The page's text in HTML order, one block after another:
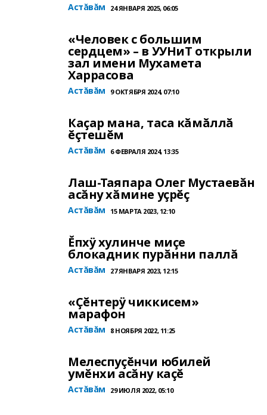
Астăвăм 24 ЯНВАРЯ 2025, 06:05
«Человек с большим
сердцем» – в УУНиТ открыли
зал имени Мухамета
Харрасова
Астăвăм 9 ОКТЯБРЯ 2024, 07:10
Каçар мана, таса кăмăллă
ĕçтешĕм
Астăвăм 6 ФЕВРАЛЯ 2024, 13:35
Лаш-Таяпара Олег Мустаевăн
асăну хăмине уçрĕç
Астăвăм 15 МАРТА 2023, 12:10
Ĕпхÿ хулинче миçе
блокадник пурăнни паллă
Астăвăм 27 ЯНВАРЯ 2023, 12:15
«Çĕнтерÿ чиккисем»
марафон
Астăвăм 8 НОЯБРЯ 2022, 11:25
Мелеспуçĕнчи юбилей
умĕнхи асăну каçĕ
Астăвăм 29 ИЮЛЯ 2022, 05:10